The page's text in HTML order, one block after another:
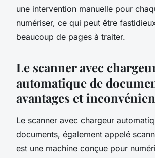
une intervention manuelle pour
numériser, ce qui peut être
beaucoup de pages à traiter.
Le scanner avec
automatique de
avantages et
Le scanner avec chargeur
documents, également appelé
est une machine conçue pour